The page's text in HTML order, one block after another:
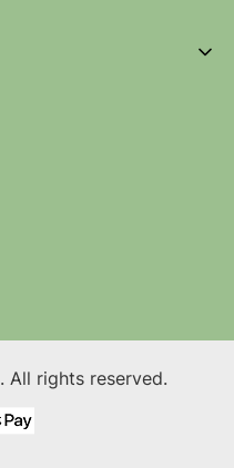
. All rights reserved.